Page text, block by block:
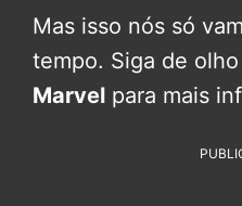
Mas isso nós só
tempo. Siga de
Marvel para mais